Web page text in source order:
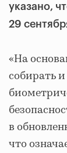
указано,
29
«На
собирать
в
что